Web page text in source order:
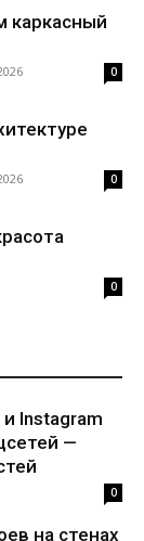
каркасный
0
0
0
Instagram
—
0
на стенах